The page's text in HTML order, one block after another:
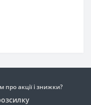
про акції і знижки?